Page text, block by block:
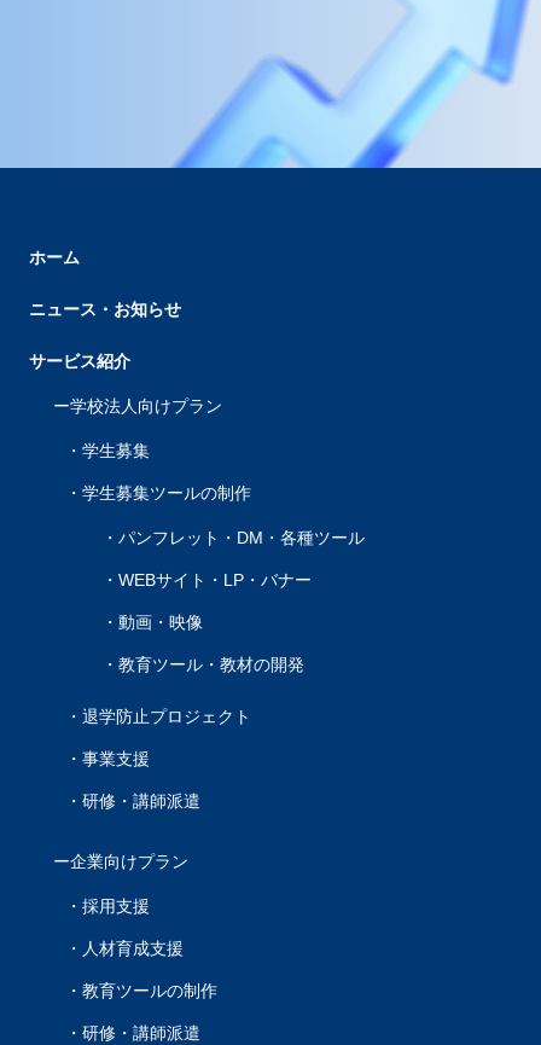
ホーム
ニュース・お知らせ
サービス紹介
学校法人向けプラン
学生募集
学生募集ツールの制作
パンフレット・DM・各種ツール
WEBサイト・LP・バナー
動画・映像
教育ツール・教材の開発
退学防止プロジェクト
事業支援
研修・講師派遣
企業向けプラン
採用支援
人材育成支援
教育ツールの制作
研修・講師派遣